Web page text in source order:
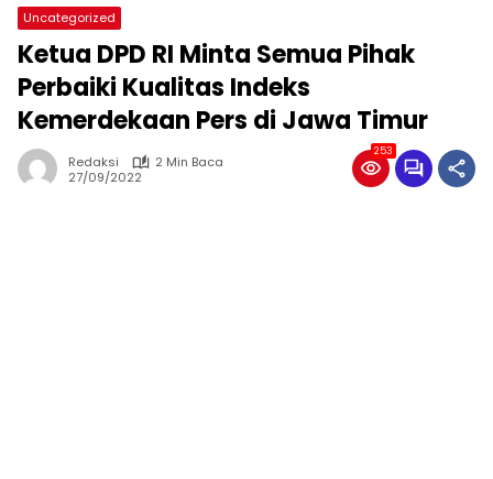
Uncategorized
Ketua DPD RI Minta Semua Pihak
Perbaiki Kualitas Indeks
Kemerdekaan Pers di Jawa Timur
Redaksi
2 Min Baca
27/09/2022
253